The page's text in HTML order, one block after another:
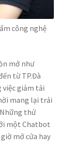
công nghệ
mở như
từ TP.Đà
giảm tải
mang lại trải
thử
một Chatbot
mở cửa hay